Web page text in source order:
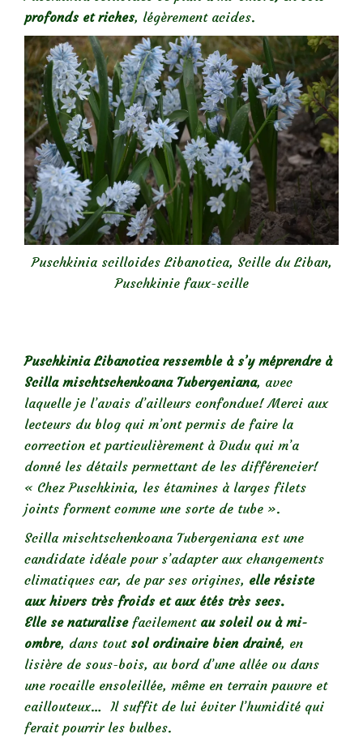
profonds et riches, légèrement acides.
Puschkinia scilloides Libanotica, Scille du Liban,
Puschkinie faux-scille
Puschkinia Libanotica ressemble à s’y méprendre à
Scilla mischtschenkoana Tubergeniana, avec
laquelle je l’avais d’ailleurs confondue! Merci aux
lecteurs du blog qui m’ont permis de faire la
correction et particulièrement à Dudu qui m’a
donné les détails permettant de les différencier!
« Chez Puschkinia, les étamines à larges filets
joints forment comme une sorte de tube ».
Scilla mischtschenkoana Tubergeniana est une
candidate idéale pour s’adapter aux changements
climatiques car, de par ses origines, elle résiste
aux hivers très froids et aux étés très secs.
Elle se naturalisefacilement au soleil ou à mi-
ombre, dans tout sol ordinaire bien drainé, en
lisière de sous-bois, au bord d’une allée ou dans
une rocaille ensoleillée, même en terrain pauvre et
caillouteux… Il suffit de lui éviter l’humidité qui
ferait pourrir les bulbes.